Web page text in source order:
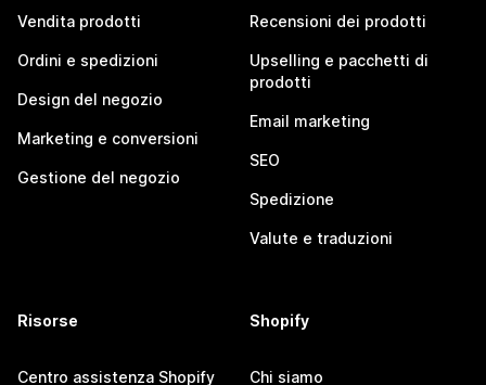
Vendita prodotti
Ordini e spedizioni
Design del negozio
Marketing e conversioni
Gestione del negozio
Recensioni dei prodotti
Upselling e pacchetti di
prodotti
Email marketing
SEO
Spedizione
Valute e traduzioni
Risorse
Centro assistenza Shopify
Shopify
Chi siamo